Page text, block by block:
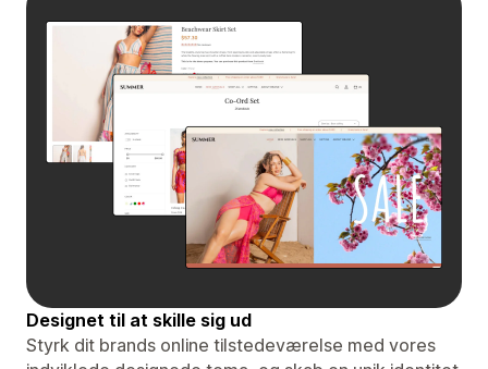
Designet til at skille sig ud
Styrk dit brands online tilstedeværelse med vores